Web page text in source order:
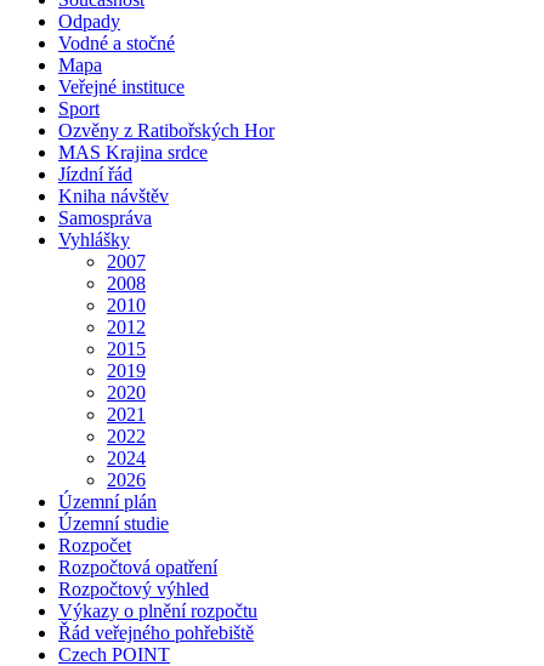
Odpady
Vodné a stočné
Mapa
Veřejné instituce
Sport
Ozvěny z Ratibořských Hor
MAS Krajina srdce
Jízdní řád
Kniha návštěv
Samospráva
Vyhlášky
2007
2008
2010
2012
2015
2019
2020
2021
2022
2024
2026
Územní plán
Územní studie
Rozpočet
Rozpočtová opatření
Rozpočtový výhled
Výkazy o plnění rozpočtu
Řád veřejného pohřebiště
Czech POINT